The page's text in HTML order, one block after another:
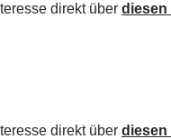
direkt über diesen
direkt über diesen